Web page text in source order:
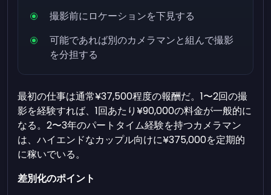
撮影前にロケーションを下見する
可能であれば別のカメラマンと組んで撮影
を分担する
最初の仕事は通常¥37,500程度の報酬だ。1〜2回の撮
影を経験すれば、1回あたり¥90,000の料金が一般的に
なる。2〜3年のパートタイム経験を持つカメラマン
は、ハイエンドなカップル向けに¥375,000を定期的
に稼いでいる。
差別化のポイント